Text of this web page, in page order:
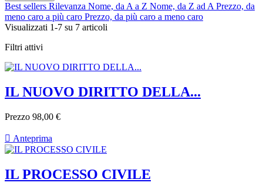
Best sellers Rilevanza Nome, da A a Z Nome, da Z ad A Prezzo, da
meno caro a più caro Prezzo, da più caro a meno caro
Visualizzati 1-7 su 7 articoli
Filtri attivi
IL NUOVO DIRITTO DELLA...
Prezzo 98,00 €
 Anteprima
IL PROCESSO CIVILE